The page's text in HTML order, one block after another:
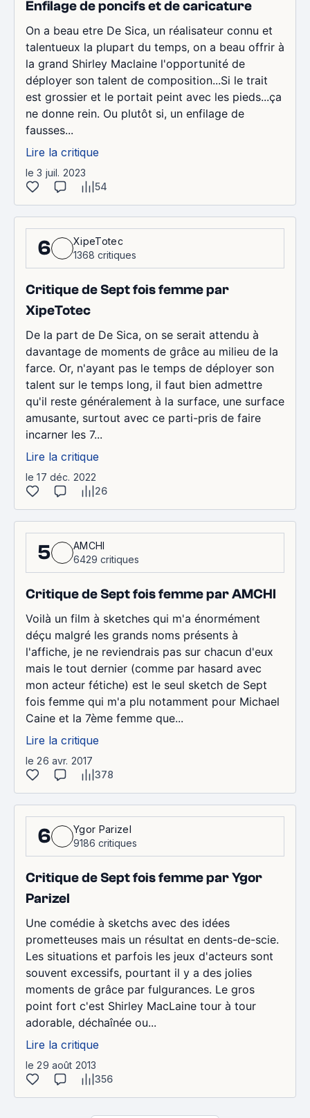
Enfilage de poncifs et de caricature
On a beau etre De Sica, un réalisateur connu et
talentueux la plupart du temps, on a beau offrir à
la grand Shirley Maclaine l'opportunité de
déployer son talent de composition...Si le trait
est grossier et le portait peint avec les pieds...ça
ne donne rein. Ou plutôt si, un enfilage de
fausses...
Lire la critique
le 3 juil. 2023
54
6
XipeTotec
1368 critiques
Critique de Sept fois femme par
XipeTotec
De la part de De Sica, on se serait attendu à
davantage de moments de grâce au milieu de la
farce. Or, n'ayant pas le temps de déployer son
talent sur le temps long, il faut bien admettre
qu'il reste généralement à la surface, une surface
amusante, surtout avec ce parti-pris de faire
incarner les 7...
Lire la critique
le 17 déc. 2022
26
5
AMCHI
6429 critiques
Critique de Sept fois femme par AMCHI
Voilà un film à sketches qui m'a énormément
déçu malgré les grands noms présents à
l'affiche, je ne reviendrais pas sur chacun d'eux
mais le tout dernier (comme par hasard avec
mon acteur fétiche) est le seul sketch de Sept
fois femme qui m'a plu notamment pour Michael
Caine et la 7ème femme que...
Lire la critique
le 26 avr. 2017
378
6
Ygor Parizel
9186 critiques
Critique de Sept fois femme par Ygor
Parizel
Une comédie à sketchs avec des idées
prometteuses mais un résultat en dents-de-scie.
Les situations et parfois les jeux d'acteurs sont
souvent excessifs, pourtant il y a des jolies
moments de grâce par fulgurances. Le gros
point fort c'est Shirley MacLaine tour à tour
adorable, déchaînée ou...
Lire la critique
le 29 août 2013
356